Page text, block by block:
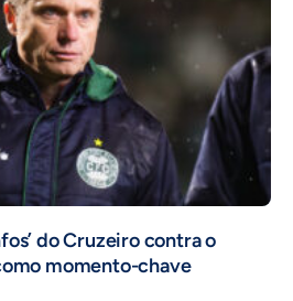
do Cruzeiro contra o
momento-chave